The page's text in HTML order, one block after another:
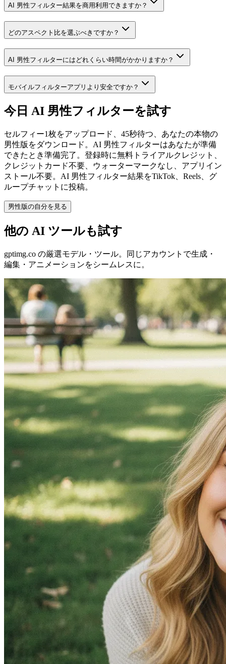
AI 男性フィルター結果を商用利用できますか？
どのアスペクト比を選ぶべきですか？
AI 男性フィルターにはどれくらい時間がかかりますか？
モバイルフィルターアプリより安全ですか？
今日 AI 男性フィルターを試す
セルフィー1枚をアップロード、45秒待つ、あなたの本物の
男性版をダウンロード。AI 男性フィルターはあなたが準備
できたとき準備完了。登録時に無料トライアルクレジット、
クレジットカード不要、ウォーターマークなし、アプリイン
ストール不要。AI 男性フィルター結果をTikTok、Reels、グ
ループチャットに投稿。
男性版の自分を見る
他の AI ツールも試す
gptimg.co の厳選モデル・ツール。同じアカウントで生成・
編集・アニメーションをシームレスに。